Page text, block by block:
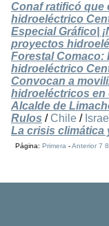
Conaf ratificó que
hidroeléctrico
Especial Gráfico|
proyectos
Forestal Comaco:
hidroeléctrico
Convocan a
hidroeléctricos en
Alcalde de
Rulos / Chile / Israel
La crisis climática
Página:Primera -Anterior 7 8